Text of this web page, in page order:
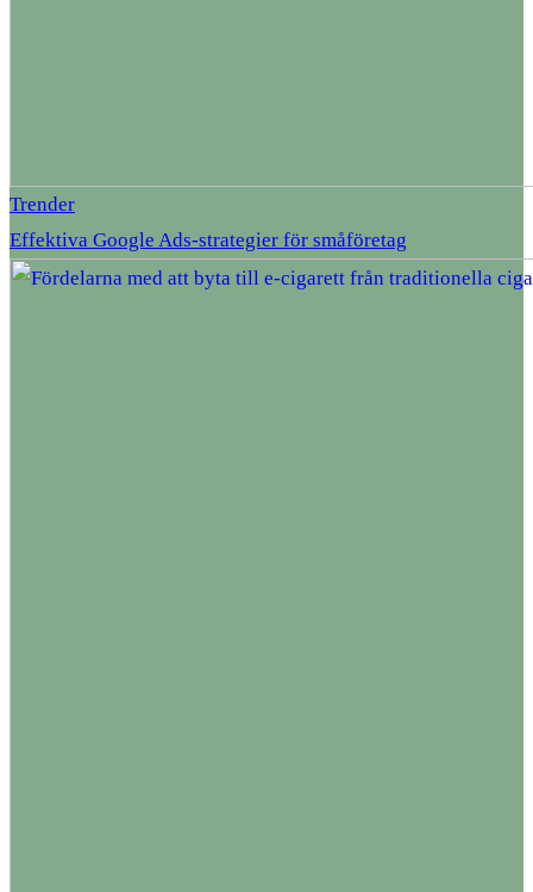
Trender
Effektiva Google Ads-strategier för småföretag